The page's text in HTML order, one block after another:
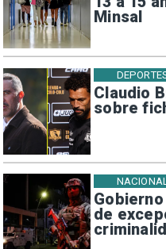
Minsal
Claudio
sobre
de
NACIONAL